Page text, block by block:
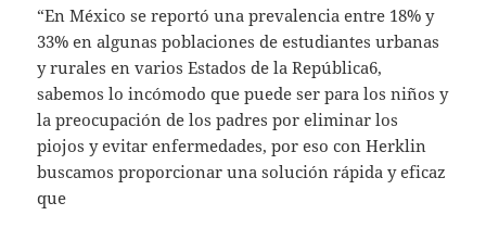
“En México se reportó una prevalencia entre 18% y
33% en algunas poblaciones de estudiantes urbanas
y rurales en varios Estados de la República6,
sabemos lo incómodo que puede ser para los niños y
la preocupación de los padres por eliminar los
piojos y evitar enfermedades, por eso con Herklin
buscamos proporcionar una solución rápida y eficaz
que